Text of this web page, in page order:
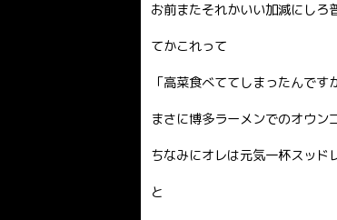
お前またそれかいい加減にし
てかこれって
「高菜食べててしまったんで
まさに博多ラーメンでのオウン
ちなみにオレは元気一杯スッ
と